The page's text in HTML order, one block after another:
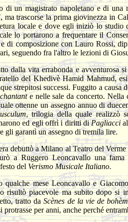
di un magistrato napoletano e di
ma trascorse la prima giovinezza in
locale e dove egli iniziò lo studio
lo portarono a frequentare il
di composizione con Lauro Rossi,
seguendo fra l'altro le lezioni di
dalla vita errabonda e avventurosa
del Khedivè Hamid Mahmud,
strepitosi successi. Fuggito a
e nelle sale da concerto.
ottenne un assegno annuo di
, trilogia della quale realizzò
ed egli offrì i diritti diPagliacci
gli garantì un assegno di tremila lire.
debuttò a Milano al Teatro del
a Ruggero Leoncavallo una
del Verismo Musicale Italiano.
qualche mese Leoncavallo e
risultò piacevole ma subito dopo si
tratto daScènes de la vie de
protrasse per anni, anche perché